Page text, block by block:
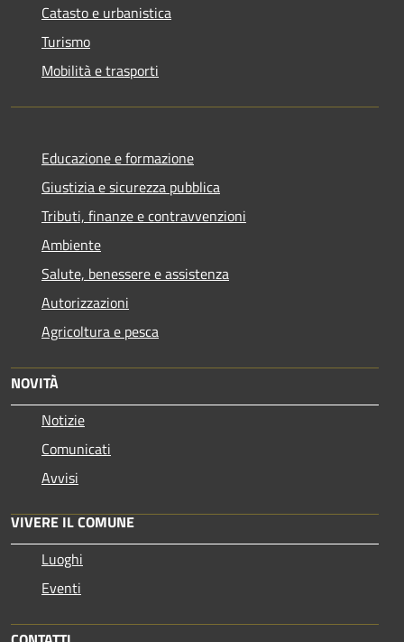
Catasto e urbanistica
Turismo
Mobilità e trasporti
Educazione e formazione
Giustizia e sicurezza pubblica
Tributi, finanze e contravvenzioni
Ambiente
Salute, benessere e assistenza
Autorizzazioni
Agricoltura e pesca
NOVITÀ
Notizie
Comunicati
Avvisi
VIVERE IL COMUNE
Luoghi
Eventi